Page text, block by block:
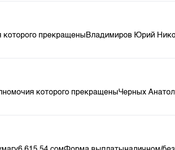
прекращеныВладимиров Юрий
которого прекращеныЧерных